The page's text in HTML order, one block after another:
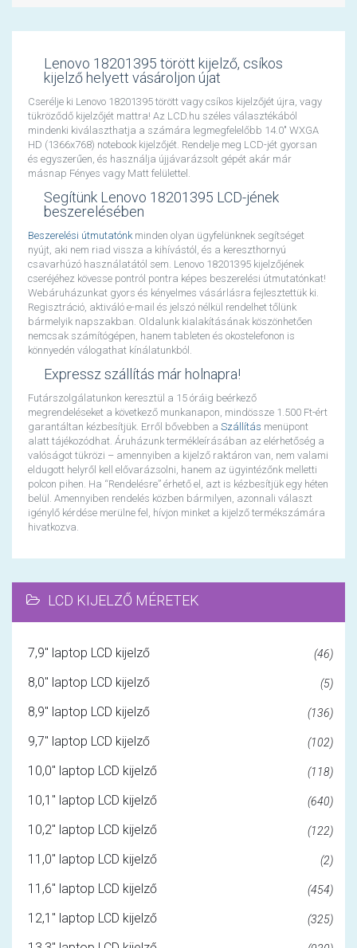
Lenovo 18201395 törött kijelző, csíkos
kijelző helyett vásároljon újat
Cserélje ki Lenovo 18201395 törött vagy csíkos kijelzőjét újra, vagy
tükröződő kijelzőjét mattra! Az LCD.hu széles választékából
mindenki kiválaszthatja a számára legmegfelelőbb 14.0" WXGA
HD (1366x768) notebook kijelzőjét. Rendelje meg LCD-jét gyorsan
és egyszerűen, és használja újjávarázsolt gépét akár már
másnap Fényes vagy Matt felülettel.
Segítünk Lenovo 18201395 LCD-jének
beszerelésében
Beszerelési útmutatónkminden olyan ügyfelünknek segítséget
nyújt, aki nem riad vissza a kihívástól, és a kereszthornyú
csavarhúzó használatától sem. Lenovo 18201395 kijelzőjének
cseréjéhez kövesse pontról pontra képes beszerelési útmutatónkat!
Webáruházunkat gyors és kényelmes vásárlásra fejlesztettük ki.
Regisztráció, aktiváló e-mail és jelszó nélkül rendelhet tőlünk
bármelyik napszakban. Oldalunk kialakításának köszönhetően
nemcsak számítógépen, hanem tableten és okostelefonon is
könnyedén válogathat kínálatunkból.
Expressz szállítás már holnapra!
Futárszolgálatunkon keresztül a 15 óráig beérkező
megrendeléseket a következő munkanapon, mindössze 1.500 Ft-ért
garantáltan kézbesítjük. Erről bővebben a Szállítás menüpont
alatt tájékozódhat. Áruházunk termékleírásában az elérhetőség a
valóságot tükrözi – amennyiben a kijelző raktáron van, nem valami
eldugott helyről kell elővarázsolni, hanem az ügyintézőnk melletti
polcon pihen. Ha “Rendelésre” érhető el, azt is kézbesítjük egy héten
belül. Amennyiben rendelés közben bármilyen, azonnali választ
igénylő kérdése merülne fel, hívjon minket a kijelző termékszámára
hivatkozva.
LCD KIJELZŐ MÉRETEK
7,9" laptop LCD kijelző (46)
8,0" laptop LCD kijelző (5)
8,9" laptop LCD kijelző (136)
9,7" laptop LCD kijelző (102)
10,0" laptop LCD kijelző (118)
10,1" laptop LCD kijelző (640)
10,2" laptop LCD kijelző (122)
11,0" laptop LCD kijelző (2)
11,6" laptop LCD kijelző (454)
12,1" laptop LCD kijelző (325)